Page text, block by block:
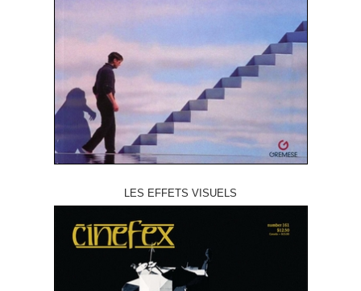
LES EFFETS VISUELS